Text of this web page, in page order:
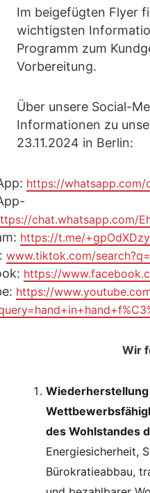
Im beigefügten Flyer
wichtigsten
Programm zum
Vorbereitung.
Über unsere Social-
Informationen zu
23.11.2024 in Berlin:
https://whatsapp.com/
chat.whatsapp.com/
https://t.me/
www.tiktok.com/
https://
https://
Wir
des Wohlstandes
Energiesicherheit,
Bürokratieabbau,